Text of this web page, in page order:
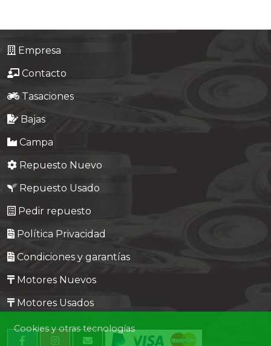
Empresa
Contacto
Tasaciones
Bajas
Campa
Repuesto Nuevo
Repuesto Usado
Pedir repuesto
Política Privacidad
Condiciones y garantías
Motores Nuevos
Motores Usados
Cookies y otras tecnologías